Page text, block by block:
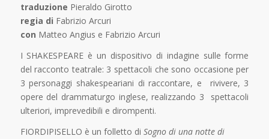
traduzione Pieraldo Girotto
regia di Fabrizio Arcuri
con Matteo Angius e Fabrizio Arcuri
I SHAKESPEARE è un dispositivo di indagine sulle forme
del racconto teatrale: 3 spettacoli che sono occasione per
3 personaggi shakespeariani di raccontare, e rivivere, 3
opere del drammaturgo inglese, realizzando 3 spettacoli
ulteriori, imprevedibili e dirompenti.
FIORDIPISELLO è un folletto di Sogno di una notte di